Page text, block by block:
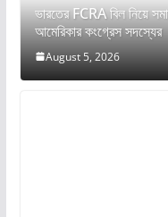
ভারতের FCRA বিল নিয়ে
আমেরিকার কংগ্রেস সদস্যের
August 5, 2026